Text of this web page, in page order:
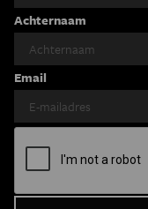
Achternaam
Email